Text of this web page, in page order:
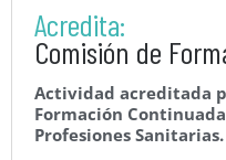
Acredita:
Comisión de
Actividad acreditada
Formación
Profesiones Sanitarias.